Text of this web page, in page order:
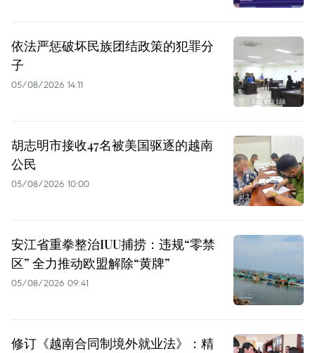
依法严惩破坏民族团结政策的犯罪分
子
05/08/2026 14:11
胡志明市接收47名被美国驱逐的越南
公民
05/08/2026 10:00
安江省重拳整治IUU捕捞：违规“零禁
区” 全力推动欧盟解除“黄牌”
05/08/2026 09:41
修订《越南合同制境外就业法》：精